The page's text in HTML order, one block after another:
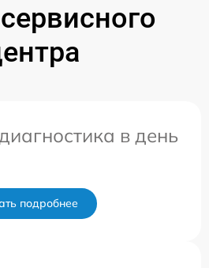
в день
подробнее